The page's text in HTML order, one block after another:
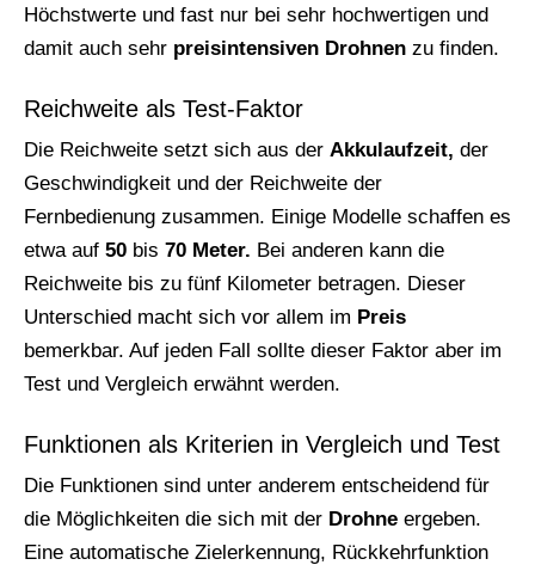
Höchstwerte und fast nur bei sehr hochwertigen und
damit auch sehr preisintensiven Drohnen zu finden.
Reichweite als Test-Faktor
Die Reichweite setzt sich aus der Akkulaufzeit, der
Geschwindigkeit und der Reichweite der
Fernbedienung zusammen. Einige Modelle schaffen es
etwa auf 50 bis 70 Meter. Bei anderen kann die
Reichweite bis zu fünf Kilometer betragen. Dieser
Unterschied macht sich vor allem im Preis
bemerkbar. Auf jeden Fall sollte dieser Faktor aber im
Test und Vergleich erwähnt werden.
Funktionen als Kriterien in Vergleich und Test
Die Funktionen sind unter anderem entscheidend für
die Möglichkeiten die sich mit der Drohne ergeben.
Eine automatische Zielerkennung, Rückkehrfunktion